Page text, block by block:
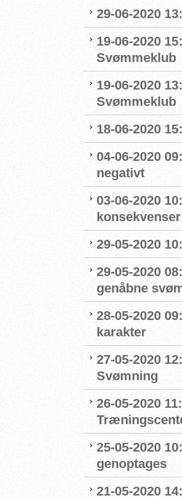
29-06-2020
19-06-2020
Svømmeklub
19-06-2020
Svømmeklub
18-06-2020
04-06-2020
negativt
03-06-2020
29-05-2020
29-05-2020
genåbne
28-05-2020
karakter
27-05-2020
Svømning
26-05-2020
25-05-2020
genoptages
21-05-2020